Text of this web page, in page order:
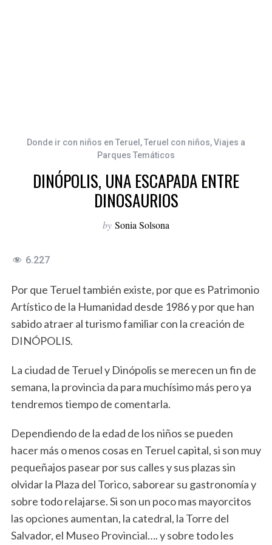
Donde ir con niños en Teruel ,Teruel con niños,Viajes a
Parques Temáticos
DINÓPOLIS, UNA ESCAPADA ENTRE
DINOSAURIOS
by Sonia Solsona
6.227
Por que Teruel también existe, por que es Patrimonio
Artístico de la Humanidad desde 1986 y por que han
sabido atraer al turismo familiar con la creación de
DINÓPOLIS.
La ciudad de Teruel y Dinópolis se merecen un fin de
semana, la provincia da para muchísimo más pero ya
tendremos tiempo de comentarla.
Dependiendo de la edad de los niños se pueden
hacer más o menos cosas en Teruel capital, si son muy
pequeñajos pasear por sus calles y sus plazas sin
olvidar la Plaza del Torico, saborear su gastronomía y
sobre todo relajarse. Si son un poco mas mayorcitos
las opciones aumentan, la catedral, la Torre del
Salvador, el Museo Provincial…. y sobre todo les